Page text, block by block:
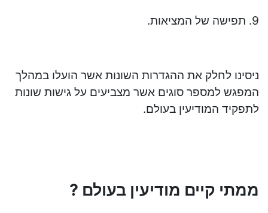
9. תפישה של המציאות.
ניסינו לחלק את ההגדרות השונות אשר הועלו במהלך
המפגש למספר סוגים אשר מצביעים על גישות שונות
לתפקיד המודיעין בעולם.
ממתי קיים מודיעין בעולם ?